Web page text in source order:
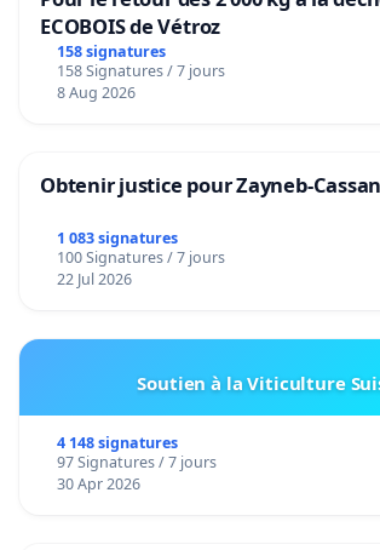
ECOBOIS de Vétroz
158 signatures
158 Signatures / 7 jours
8 Aug 2026
Obtenir justice pour Zayneb-
1 083 signatures
100 Signatures / 7 jours
22 Jul 2026
Soutien à la Viticulture
4 148 signatures
97 Signatures / 7 jours
30 Apr 2026